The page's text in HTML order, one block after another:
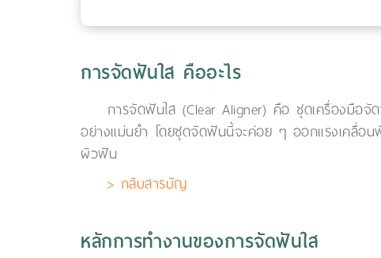
การจัดฟันใส คืออะไร
การจัดฟันใส (Clear Aligner) คือ ชุดเครื่องมือจั
อย่างแม่นยำ โดยชุดจัดฟันนี้จะค่อย ๆ ออกแรงเคลื่อน
ผิวฟัน
> กลับสารบัญ
หลักการทำงานของการจัดฟันใส